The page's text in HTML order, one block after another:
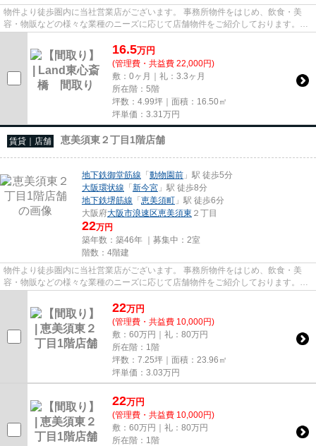
物件より徒歩圏内に当社営業店がございます。 事務所物件をはじめ、飲食・美
容・物販などの様々な業種のニーズに応じて店舗物件をご紹介しております。
尚、弊社ではおとり広告は一切...
16.5万円
(管理費・共益費 22,000円)
敷：0ヶ月｜礼：3.3ヶ月
所在階：5階
坪数：4.99坪｜面積：16.50㎡
坪単価： 3.31 万円
賃貸｜店舗 恵美須東２丁目1階店舗
地下鉄御堂筋線 「動物園前 」駅 徒歩5分
大阪環状線 「新今宮 」駅 徒歩8分
地下鉄堺筋線 「恵美須町 」駅 徒歩6分
大阪府大阪市浪速区恵美須東 ２丁目
22万円
築年数：築46年 ｜募集中： 2室
階数：4階建
物件より徒歩圏内に当社営業店がございます。 事務所物件をはじめ、飲食・美
容・物販などの様々な業種のニーズに応じて店舗物件をご紹介しております。
尚、弊社ではおとり広告は一切...
22万円
(管理費・共益費 10,000円)
敷：60万円｜礼：80万円
所在階：1階
坪数：7.25坪｜面積：23.96㎡
坪単価： 3.03万円
22万円
(管理費・共益費 10,000円)
敷：60万円｜礼：80万円
所在階：1階